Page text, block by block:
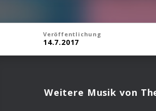
Veröffentlichung
14.7.2017
Weitere Musik von